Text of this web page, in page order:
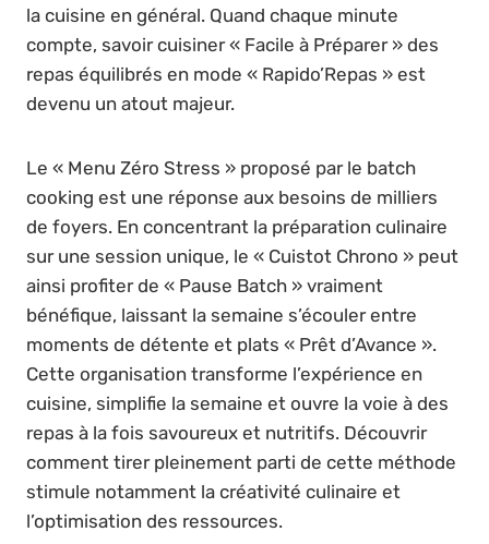
la cuisine en général. Quand chaque minute
compte, savoir cuisiner « Facile à Préparer » des
repas équilibrés en mode « Rapido’Repas » est
devenu un atout majeur.
Le « Menu Zéro Stress » proposé par le batch
cooking est une réponse aux besoins de milliers
de foyers. En concentrant la préparation culinaire
sur une session unique, le « Cuistot Chrono » peut
ainsi profiter de « Pause Batch » vraiment
bénéfique, laissant la semaine s’écouler entre
moments de détente et plats « Prêt d’Avance ».
Cette organisation transforme l’expérience en
cuisine, simplifie la semaine et ouvre la voie à des
repas à la fois savoureux et nutritifs. Découvrir
comment tirer pleinement parti de cette méthode
stimule notamment la créativité culinaire et
l’optimisation des ressources.